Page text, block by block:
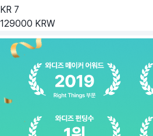
KR 7
129000 KRW